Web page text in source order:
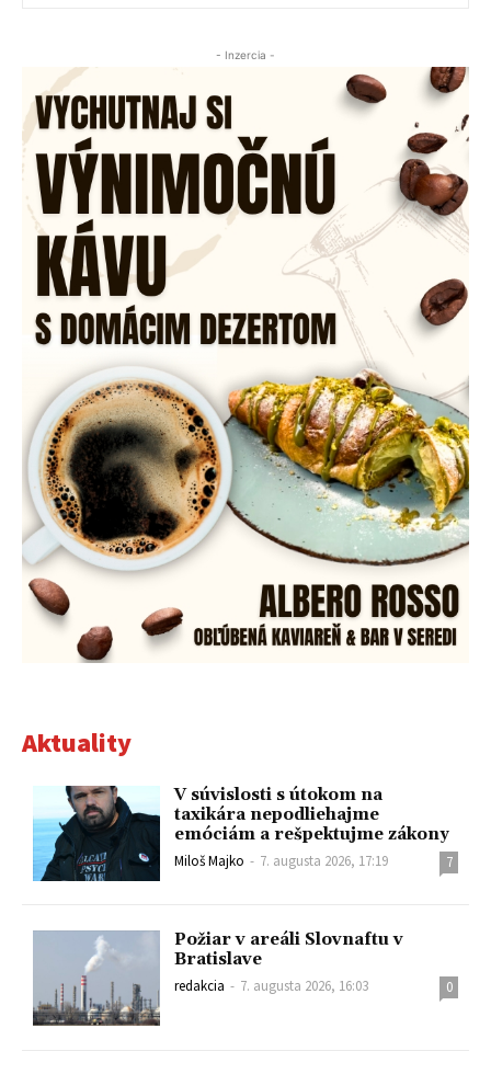
- Inzercia -
Aktuality
V súvislosti s útokom na
taxikára nepodliehajme
emóciám a rešpektujme zákony
Miloš Majko - 7. augusta 2026, 17:19 7
Požiar v areáli Slovnaftu v
Bratislave
redakcia - 7. augusta 2026, 16:03 0